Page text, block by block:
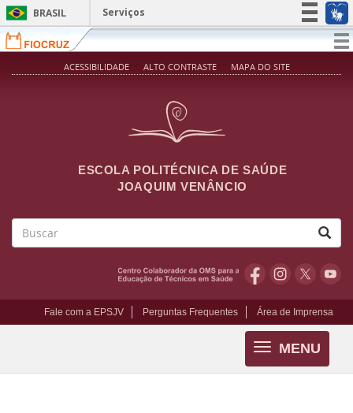
Pular para o conteúdo principal
BRASIL
Serviços
Simplifique!
Participe
ACESSIBILIDADE ALTO CONTRASTE MAPA DO SITE
ESCOLA POLITÉCNICA DE SAÚDE
JOAQUIM VENÂNCIO
Fale com a EPSJV Perguntas Frequentes Área de Imprensa
MENU
Toggle
navigation